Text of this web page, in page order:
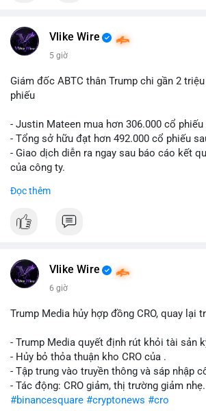
📰 Nguồn: Cointelegraph
Vlike Wire
5 giờ
Giám đốc ABTC thân Trump chi gần 2
phiếu
- Justin Mateen mua hơn 306.000 cổ phiếu
- Tổng sở hữu đạt hơn 492.000 cổ phiếu
- Giao dịch diễn ra ngay sau báo cáo kết
của công ty.
#abtc #cryptonews
$btc $eth
📰 Nguồn: CoinDesk
Đọc thêm
Vlike Wire
6 giờ
Trump Media hủy hợp đồng CRO, quay lại
- Trump Media quyết định rút khỏi tài sản
- Hủy bỏ thỏa thuận kho CRO của .
- Tập trung vào truyền thông và sáp nhập
- Tác động: CRO giảm, thị trường giảm nhẹ.
#binancesquare #cryptonews #cro